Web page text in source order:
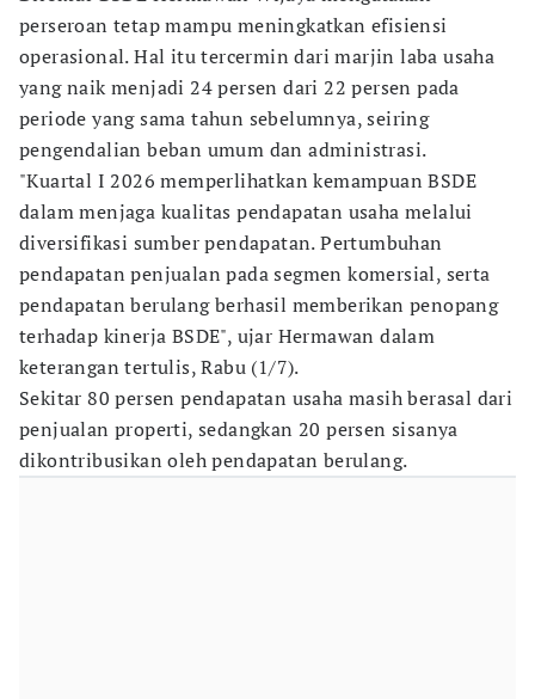
perseroan tetap mampu meningkatkan efisiensi
operasional. Hal itu tercermin dari marjin laba usaha
yang naik menjadi 24 persen dari 22 persen pada
periode yang sama tahun sebelumnya, seiring
pengendalian beban umum dan administrasi.
"Kuartal I 2026 memperlihatkan kemampuan BSDE
dalam menjaga kualitas pendapatan usaha melalui
diversifikasi sumber pendapatan. Pertumbuhan
pendapatan penjualan pada segmen komersial, serta
pendapatan berulang berhasil memberikan penopang
terhadap kinerja BSDE", ujar Hermawan dalam
keterangan tertulis, Rabu (1/7).
Sekitar 80 persen pendapatan usaha masih berasal dari
penjualan properti, sedangkan 20 persen sisanya
dikontribusikan oleh pendapatan berulang.